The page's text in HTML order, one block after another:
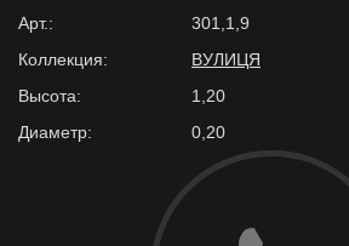
Арт.:
301,1,9
Коллекция:
ВУЛИЦЯ
Высота:
1,20
Диаметр:
0,20